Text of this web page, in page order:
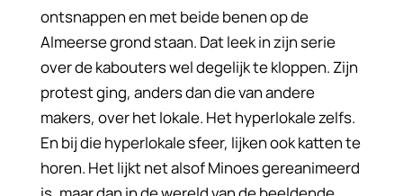
ontsnappen en met beide benen op de
Almeerse grond staan. Dat leek in zijn serie
over de kabouters wel degelijk te kloppen. Zijn
protest ging, anders dan die van andere
makers, over het lokale. Het hyperlokale zelfs.
En bij die hyperlokale sfeer, lijken ook katten te
horen. Het lijkt net alsof Minoes gereanimeerd